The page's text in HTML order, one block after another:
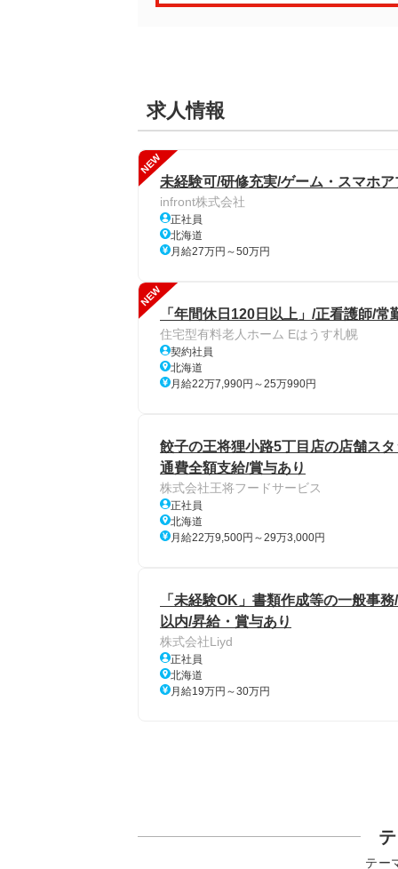
求人情報
NEW
未経験可/研修充実/ゲーム・スマホ
infront株式会社
正社員
北海道
月給27万円～50万円
NEW
「年間休日120日以上」/正看護師/
住宅型有料老人ホーム Eはうす札幌
契約社員
北海道
月給22万7,990円～25万990円
餃子の王将狸小路5丁目店の店舗ス
通費全額支給/賞与あり
株式会社王将フードサービス
正社員
北海道
月給22万9,500円～29万3,000円
「未経験OK」書類作成等の一般事
以内/昇給・賞与あり
株式会社Liyd
正社員
北海道
月給19万円～30万円
テー